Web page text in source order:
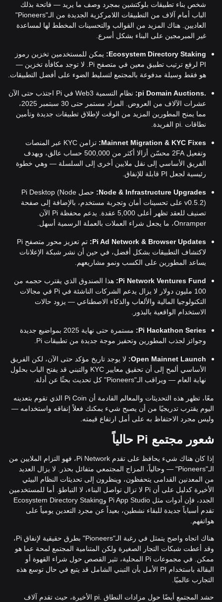
شخص بناء تطبيقات بلوكتشين بمجرد وصف ما يريد — فاتحة بذلك
الباب أمام آلاف من التطبيقات اللامركزية الجديدة من الـ"Pioneers"
العاديين. هناك المزيد من القوالب والتحسينات المخطط لها لمساعدة
غير المبرمجين على البناء بشكل أسرع.
Ecosystem Directory Staking:
يمكن للمستخدمين تخزين رموز
PI لرفع ترتيب تطبيق معين في متصفح Pi. لا توجد مكافأة تخزين —
هو فقط وسيلة مدفوعة بالمجتمع لتسليط الضوء على أفضل التطبيقات.
.pi Domain Auctions:
نظام التسمية Web3 في Pi اجتذب حتى الآن
عشرات الآلاف من العروض. المزاد مستمر حتى 30 سبتمبر 2025،
مما يمنح المطورين المزيد من الوقت لإطلاق تطبيقات جديدة وتأمين
نطاقات .pi الفريدة.
Mainnet Migration & KYC Fixes:
تزامن KYC عبر المنصات
وتفعيل 2FA محسّن أزالا أكثر من 500,000 حساب عالق، ويهدف
الفريق الأساسي إلى نقل ملايين أخرى إلى السلسلة — وهي خطوة
رئيسية لجعل PI قابلة للإنفاق.
Node & Infrastructure Upgrades:
حصل Pi Desktop (Node
v0.5.2) على تحسينات أمان وتجربة مستخدم، بالإضافة إلى صفحة
تصنيف للعقد تظهر أعلى 5,000 عقدة. يدعم محفظة Pi الآن
Onramper، ما يجعل شراء العملات بالعملة الرسمية أسهل.
Pi Ad Network & Browser Updates:
تم تعزيز محور متصفح Pi
لاكتشاف التطبيقات بشكل أفضل، في حين أن نشر شبكة الإعلانات
يساعد المطورين على الكسب ونمو مشاريعهم.
Pi Network Ventures Fund:
هذا الصندوق الذي يقترب حجمه من
100 مليون دولار لا يزال يدعم الشركات الناشئة في Pi في مجالات
التكنولوجيا المالية والألعاب والذكاء الاصطناعي — يزود حالات
الاستخدام الواقعية بالبذور.
Pi Hackathon Series:
مستمرة حتى نهاية 2025 بمواضيع جديدة
وجوائز لجذب المطورين وتحفيز موجة جديدة من تطبيقات Pi.
Open Mainnet Launch:
لا يوجد تاريخ مؤكد حتى الآن، لكن الفريق
الأساسي ألمح إلى أن تحقيق معايير KYC والتبني قد يفتح الباب بحلول
نهاية العام — ويراقب الـ"Pioneers" كل تحديث بحثًا عن أدلة.
معًا، تظهر هذه التحديثات والمعالم القادمة أن Pi Coin الذي تقوم بتعدينه
اليوم يقترب تدريجيًا من أن يصبح شيء يمكنك فعلاً إنفاقه واستخدامه —
وليس مجرد الاحتفاظ به على أمل ارتفاع قيمته.
شعور مجتمع Pi حالياً
إذا كان هناك شيء يحافظ على تقدم Pi Network، فهو التزام الملايين من
الـ"Pioneers" — وحالياً، المزاج المجتمعي متفائل بحذر. لا يزال العديد
من المعدنين القدامى يتحفظون، وينظرون إلى تحديثات النظام البيئي
الأخيرة كدليل على أن Pi لا تزال تواصل البناء، لا التباطؤ. أما للمستخدمين
الجدد، فإن أدوات مثل Pi App Studio وEcosystem Directory Staking
تقدم أسباباً جديدة للبقاء نشطين، بعيداً عن مجرد التعدين يومياً على
هواتفهم.
هناك اتجاه واضح يتمثل في رغبة الـ"Pioneers" بطرق حقيقية لإنفاق Pi،
وقد أعطت شبكات التجار الصغيرة ولكن المتنامية المجتمع لمحة عما هو
ممكن. في مجموعات Pi المحلية، تثير القصص حول شراء القهوة أو
البقالة باستخدام PI الأمل بأن التبني الشامل قد يتبع في حال توسع هذه
التجارب عالميًا.
حشد المجتمع أيضًا حول مزادات النطاق .pi الأخيرة، حيث تقدم آلاف